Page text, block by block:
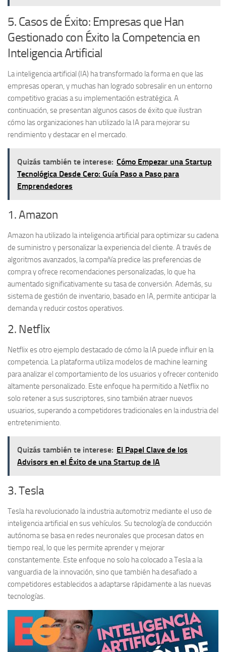
5. Casos de Éxito: Empresas que Han
Gestionado con Éxito la Competencia en
Inteligencia Artificial
La inteligencia artificial (IA) ha transformado la forma en que las
empresas operan, y muchas han logrado sobresalir en un entorno
competitivo gracias a su implementación estratégica. A
continuación, se presentan algunoscasos de éxito que ilustran
cómo las organizaciones han utilizado la IA para mejorar su
rendimiento y destacar en el mercado.
Quizás también te interese: Cómo Empezar una Startup
Tecnológica Desde Cero: Guía Paso a Paso para
Emprendedores
1. Amazon
Amazon ha utilizado la inteligencia artificial para optimizar su cadena
de suministro y personalizar la experiencia del cliente. A través de
algoritmos avanzados, la compañía predice las preferencias de
compra y ofrece recomendaciones personalizadas, lo que ha
aumentado significativamente su tasa de conversión. Además, su
sistema de gestión de inventario, basado en IA, permite anticipar la
demanda y reducir costos operativos.
2. Netflix
Netflix es otro ejemplo destacado de cómo la IA puede influir en la
competencia. La plataforma utiliza modelos de machine learning
para analizar el comportamiento de los usuarios y ofrecer contenido
altamente personalizado. Este enfoque ha permitido a Netflix no
solo retener a sus suscriptores, sino también atraer nuevos
usuarios, superando a competidores tradicionales en la industria del
entretenimiento.
Quizás también te interese: El Papel Clave de los
Advisors en el Éxito de una Startup de IA
3. Tesla
Tesla ha revolucionado la industria automotriz mediante el uso de
inteligencia artificial en sus vehículos. Su tecnología de conducción
autónoma se basa en redes neuronales que procesan datos en
tiempo real, lo que les permite aprender y mejorar
constantemente. Este enfoque no solo ha colocado a Tesla a la
vanguardia de la innovación, sino que también ha desafiado a
competidores establecidos a adaptarse rápidamente a las nuevas
tecnologías.